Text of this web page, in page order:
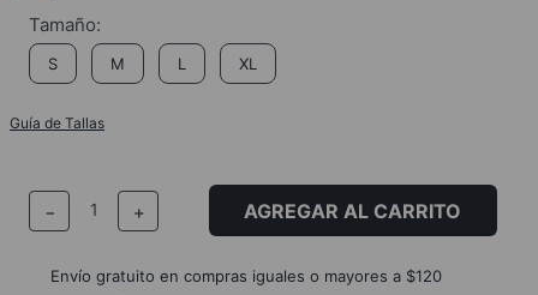
S M L XL
Guía de Tallas
＋
－ AGREGAR AL CARRITO
Envío gratuito en compras iguales o mayores a $120